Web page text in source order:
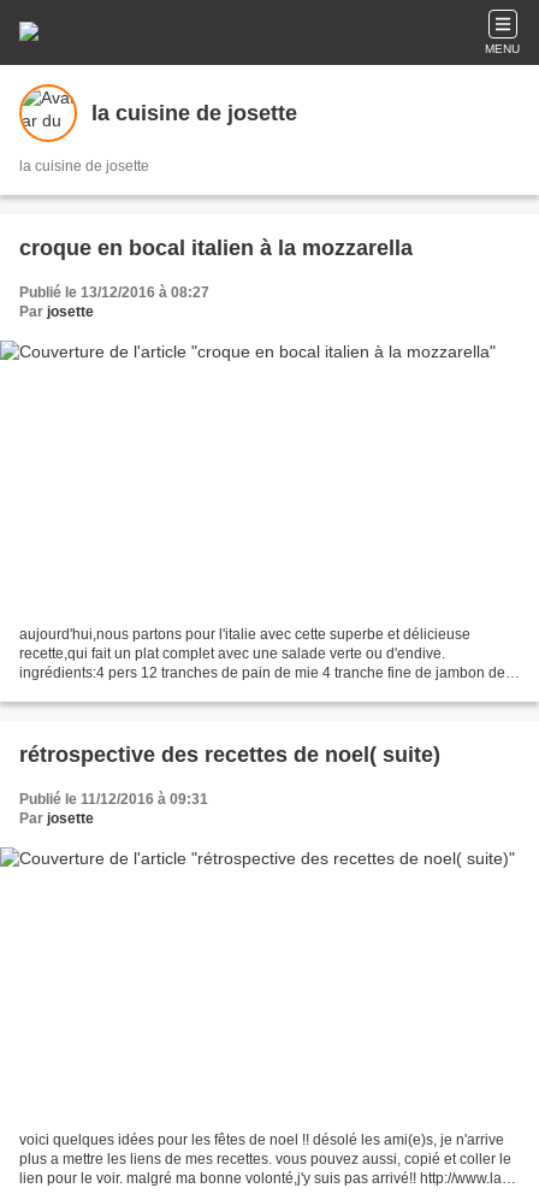
MENU
la cuisine de josette
la cuisine de josette
croque en bocal italien à la mozzarella
Publié le 13/12/2016 à 08:27
Par josette
aujourd'hui,nous partons pour l'italie avec cette superbe et délicieuse
recette,qui fait un plat complet avec une salade verte ou d'endive.
ingrédients:4 pers 12 tranches de pain de mie 4 tranche fine de jambon de
rétrospective des recettes de noel( suite)
Publié le 11/12/2016 à 09:31
Par josette
voici quelques idées pour les fêtes de noel !! désolé les ami(e)s, je n'arrive
plus a mettre les liens de mes recettes. vous pouvez aussi, copié et coller le
lien pour le voir. malgré ma bonne volonté,j'y suis pas arrivé!! http://www.la-